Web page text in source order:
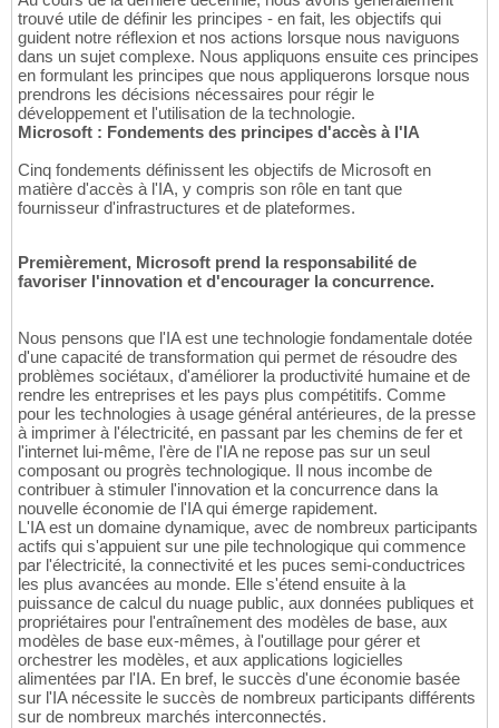
trouvé utile de définir les principes - en fait, les objectifs qui
guident notre réflexion et nos actions lorsque nous naviguons
dans un sujet complexe. Nous appliquons ensuite ces principes
en formulant les principes que nous appliquerons lorsque nous
prendrons les décisions nécessaires pour régir le
développement et l'utilisation de la technologie.
Microsoft : Fondements des principes d'accès à l'IA
Cinq fondements définissent les objectifs de Microsoft en
matière d'accès à l'IA, y compris son rôle en tant que
fournisseur d'infrastructures et de plateformes.
Premièrement, Microsoft prend la responsabilité de
favoriser l'innovation et d'encourager la concurrence.
Nous pensons que l'IA est une technologie fondamentale dotée
d'une capacité de transformation qui permet de résoudre des
problèmes sociétaux, d'améliorer la productivité humaine et de
rendre les entreprises et les pays plus compétitifs. Comme
pour les technologies à usage général antérieures, de la presse
à imprimer à l'électricité, en passant par les chemins de fer et
l'internet lui-même, l'ère de l'IA ne repose pas sur un seul
composant ou progrès technologique. Il nous incombe de
contribuer à stimuler l'innovation et la concurrence dans la
nouvelle économie de l'IA qui émerge rapidement.
L'IA est un domaine dynamique, avec de nombreux participants
actifs qui s'appuient sur une pile technologique qui commence
par l'électricité, la connectivité et les puces semi-conductrices
les plus avancées au monde. Elle s'étend ensuite à la
puissance de calcul du nuage public, aux données publiques et
propriétaires pour l'entraînement des modèles de base, aux
modèles de base eux-mêmes, à l'outillage pour gérer et
orchestrer les modèles, et aux applications logicielles
alimentées par l'IA. En bref, le succès d'une économie basée
sur l'IA nécessite le succès de nombreux participants différents
sur de nombreux marchés interconnectés.